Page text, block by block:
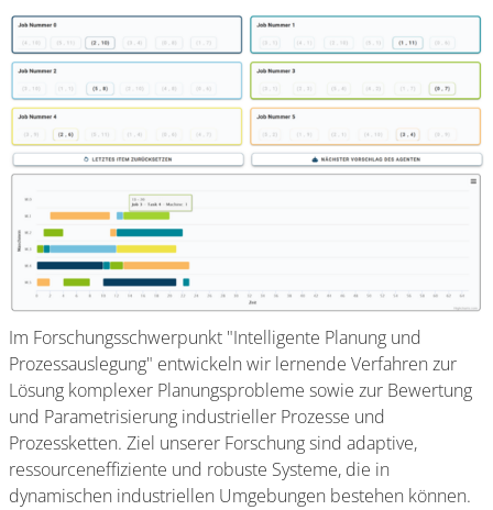
Im Forschungsschwerpunkt "Intelligente Planung und
Prozessauslegung" entwickeln wir lernende Verfahren zur
Lösung komplexer Planungsprobleme sowie zur Bewertung
und Parametrisierung industrieller Prozesse und
Prozessketten. Ziel unserer Forschung sind adaptive,
ressourceneffiziente und robuste Systeme, die in
dynamischen industriellen Umgebungen bestehen können.